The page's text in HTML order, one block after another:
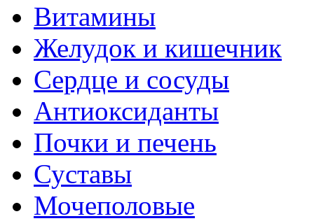
Витамины
Желудок и кишечник
Сердце и сосуды
Антиоксиданты
Почки и печень
Суставы
Мочеполовые